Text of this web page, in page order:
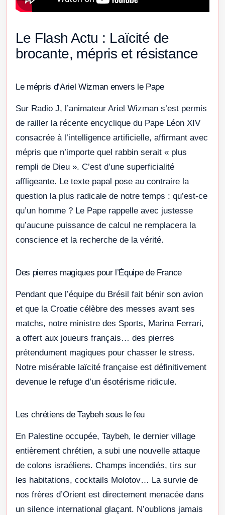
Le Flash Actu : Laïcité de
brocante, mépris et résistance
Le mépris d’Ariel Wizman envers le Pape
Sur Radio J, l’animateur Ariel Wizman s’est permis
de railler la récente encyclique du Pape Léon XIV
consacrée à l’intelligence artificielle, affirmant avec
mépris que n’importe quel rabbin serait « plus
rempli de Dieu ». C’est d’une superficialité
affligeante. Le texte papal pose au contraire la
question la plus radicale de notre temps : qu’est-ce
qu’un homme ? Le Pape rappelle avec justesse
qu’aucune puissance de calcul ne remplacera la
conscience et la recherche de la vérité.
Des pierres magiques pour l’Équipe de France
Pendant que l’équipe du Brésil fait bénir son avion
et que la Croatie célèbre des messes avant ses
matchs, notre ministre des Sports, Marina Ferrari,
a offert aux joueurs français… des pierres
prétendument magiques pour chasser le stress.
Notre misérable laïcité française est définitivement
devenue le refuge d’un ésotérisme ridicule.
Les chrétiens de Taybeh sous le feu
En Palestine occupée, Taybeh, le dernier village
entièrement chrétien, a subi une nouvelle attaque
de colons israéliens. Champs incendiés, tirs sur
les habitations, cocktails Molotov… La survie de
nos frères d’Orient est directement menacée dans
un silence international glaçant. N’oublions jamais